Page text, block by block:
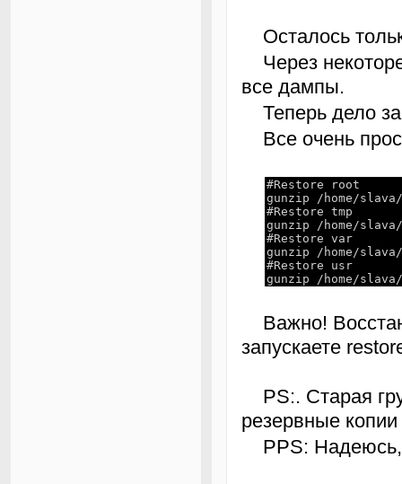
Осталось
Через некоторе время на целевом компьютере появляются
все дампы.
Теперь дело
Все очень
#Restore root
gunzip /home/
#Restore tmp
gunzip /home/
#Restore var
gunzip /home/
#Restore usr
gunzip /home/
Важно! Восстановление выполняется в тот каталог, где вы
запускаете
PS:. Старая грустная шутка делит пользователей на тех, кто
резервные
PPS: